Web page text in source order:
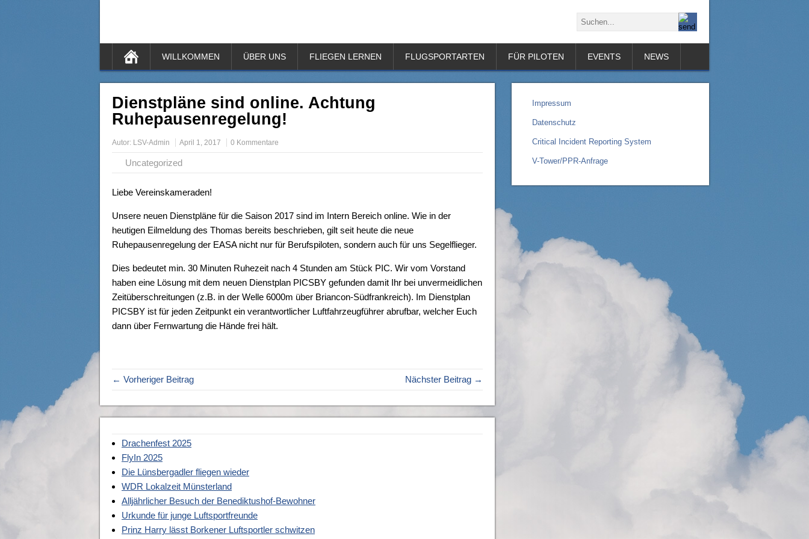
WILLKOMMEN ÜBER UNS FLIEGEN LERNEN FLUGSPORTARTEN FÜR PILOTEN EVENTS NEWS
Dienstpläne sind online. Achtung
Ruhepausenregelung!
Autor: LSV-Admin April 1, 2017 0 Kommentare
Uncategorized
Liebe Vereinskameraden!
Unsere neuen Dienstpläne für die Saison 2017 sind im Intern Bereich online. Wie in der
heutigen Eilmeldung des Thomas bereits beschrieben, gilt seit heute die neue
Ruhepausenregelung der EASA nicht nur für Berufspiloten, sondern auch für uns Segelflieger.
Dies bedeutet min. 30 Minuten Ruhezeit nach 4 Stunden am Stück PIC. Wir vom Vorstand
haben eine Lösung mit dem neuen Dienstplan PICSBY gefunden damit Ihr bei unvermeidlichen
Zeitüberschreitungen (z.B. in der Welle 6000m über Briancon-Südfrankreich). Im Dienstplan
PICSBY ist für jeden Zeitpunkt ein verantwortlicher Luftfahrzeugführer abrufbar, welcher Euch
dann über Fernwartung die Hände frei hält.
← Vorheriger Beitrag Nächster Beitrag →
Drachenfest 2025
FlyIn 2025
Die Lünsbergadler fliegen wieder
WDR Lokalzeit Münsterland
Alljährlicher Besuch der Benediktushof-Bewohner
Urkunde für junge Luftsportfreunde
Prinz Harry lässt Borkener Luftsportler schwitzen
Impressum
Datenschutz
Critical Incident Reporting System
V-Tower/PPR-Anfrage